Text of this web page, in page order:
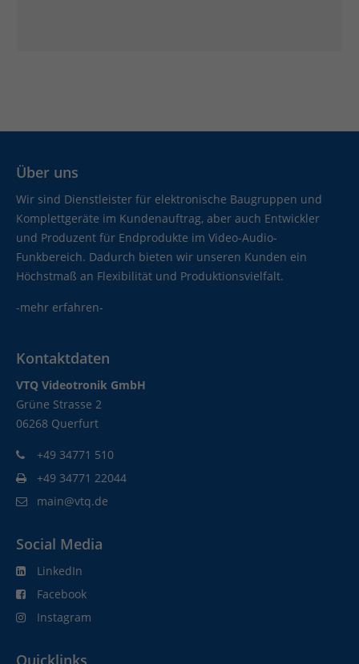
Über uns
Wir sind Dienstleister für elektronische Baugruppen und
Komplettgeräte im Kundenauftrag, aber auch Entwickler
und Produzent für Endprodukte im Video-Audio-
Funkbereich. Dadurch bieten wir unseren Kunden ein
Höchstmaß an Flexibilität und Produktionsvielfalt.
-mehr erfahren-
Kontaktdaten
VTQ Videotronik GmbH
Grüne Strasse 2
06268 Querfurt
+49 34771 510
+49 34771 22044
main@vtq.de
Social Media
LinkedIn
Facebook
Instagram
Quicklinks